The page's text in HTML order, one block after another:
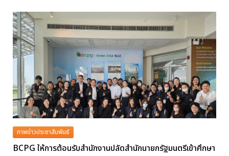
ภาพข่าวประชาสัมพันธ์
BCPG ให้การต้อนรับสำนักงานปลัดสำนักนายกรัฐมนตรีเข้าศึกษา